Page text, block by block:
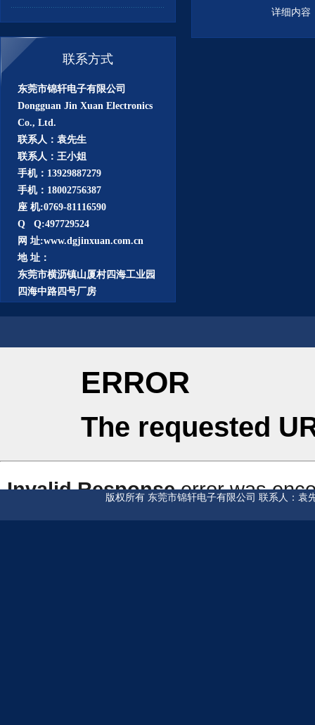
联系方式
东莞市锦轩电子有限公司
Dongguan Jin Xuan Electronics
Co., Ltd.
联系人：袁先生
联系人：王小姐
手机：13929887279
手机：18002756387
座 机:0769-81116590
Q Q:497729524
网 址:www.dgjinxuan.com.cn
地 址：
东莞市横沥镇山厦村四海工业园
四海中路四号厂房
详细内容
版权所有 东莞市锦轩电子有限公司 联系人：